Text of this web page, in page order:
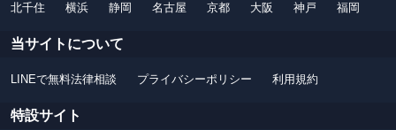
北千住 横浜 静岡 名古屋 京都 大阪 神戸 福岡
当サイトについて
LINEで無料法律相談 プライバシーポリシー 利用規約
特設サイト